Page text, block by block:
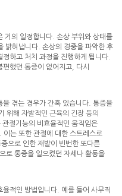
거의 일정합니다. 손상 부위와 상태를
밝혀냅니다. 손상의 경중을 파악한 후
하고 처치 과정을 진행하게 됩니다.
했던 통증이 없어지고, 다시
겪는 경우가 간혹 있습니다. 통증을
위해 자발적인 근육의 긴장 등의
절기능의 비효율적인 움직임은
이는 또한 관절에 대한 스트레스로
으로 인한 재발이 빈번한 또다른
로 통증을 일으켰던 자세나 활동을
적인 방법입니다. 예를 들어 사무직